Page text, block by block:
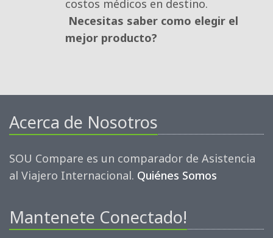
costos médicos en destino.
Necesitas saber como elegir el
mejor producto?
Acerca de Nosotros
SOU Compare es un comparador de Asistencia
al Viajero Internacional. Quiénes Somos
Mantenete Conectado!